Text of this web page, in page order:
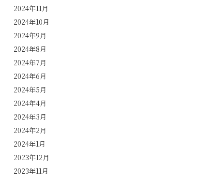
2024年11月
2024年10月
2024年9月
2024年8月
2024年7月
2024年6月
2024年5月
2024年4月
2024年3月
2024年2月
2024年1月
2023年12月
2023年11月